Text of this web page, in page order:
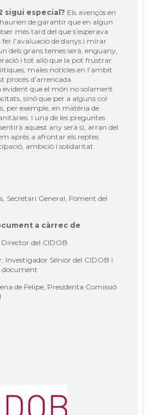
sigui especial? Els avenços en
de garantir que en algun
més tard del que s’esperava
l’avaluació de danys i mirar
dels grans temes serà, enguany,
i tot allò que la pot frustrar
males notícies en l’àmbit
procés d’arrencada
evident que el món no solament
sinó que per a alguns col·
per exemple, en matèria de
I una de les preguntes
aquest any serà si, arran del
après a afrontar els reptes
ambició i solidaritat.
Secretari General, Foment del
a càrrec de
Director del CIDOB
Investigador Sénior del CIDOB i
document
de Felipe, Presidenta Comissió